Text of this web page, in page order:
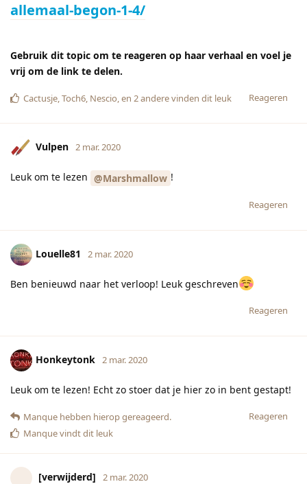
allemaal-begon-1-4/
Gebruik dit topic om te reageren op haar verhaal en voel je
vrij om de link te delen.
Reageren
Cactusje,Toch6, Nescio, en 2anderevinden dit leuk
Vulpen 2 mar. 2020
Leuk om te lezen @Marshmallow !
Reageren
Louelle81 2 mar. 2020
Ben benieuwd naar het verloop! Leuk geschreven
Reageren
Honkeytonk 2 mar. 2020
Leuk om te lezen! Echt zo stoer dat je hier zo in bent gestapt!
Reageren
Manque hebben hierop gereageerd.
Manquevindt dit leuk
[verwijderd] 2 mar. 2020